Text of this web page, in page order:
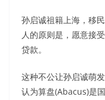
孙启诚祖籍上海，移
人的原则是，愿意接
贷款。
这种不公让孙启诚萌
认为算盘(Abacus)是